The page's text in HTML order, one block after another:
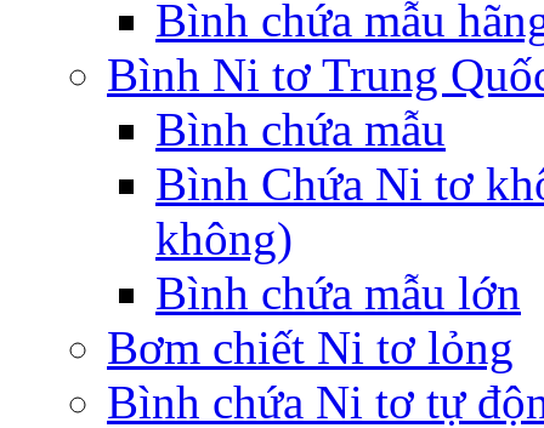
Bình chứa mẫu
Bình Ni tơ Trung
Bình chứa mẫu
Bình Chứa Ni tơ
không)
Bình chứa mẫu lớn
Bơm chiết Ni tơ lỏng
Bình chứa Ni tơ tự